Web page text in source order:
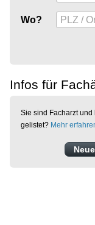
Wo?
Infos für
Sie sind Facharzt
gelistet? Mehr